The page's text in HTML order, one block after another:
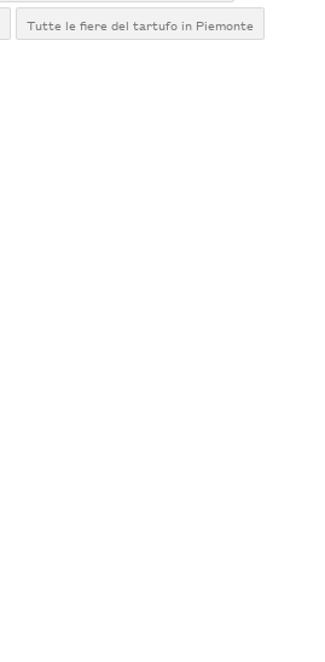
Tutte le fiere del tartufo in Piemonte